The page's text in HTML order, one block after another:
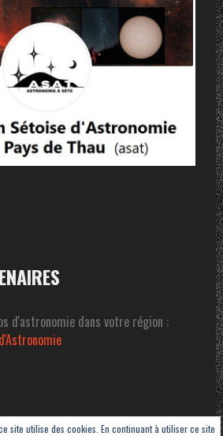
d'astronomie dans votre région :
site utilise des cookies. En continuant à utiliser ce site